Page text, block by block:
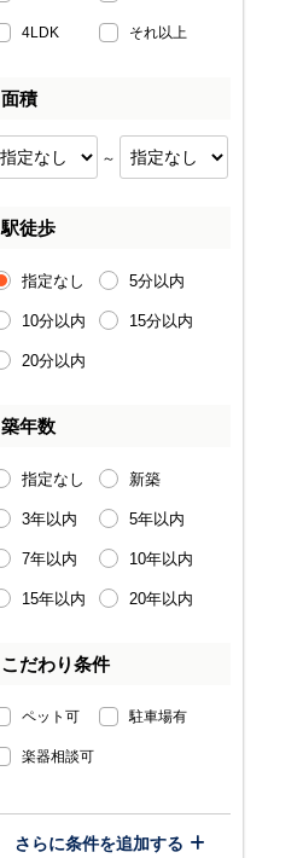
4LDK それ以上
面積
～
駅徒歩
指定なし 5分以内
10分以内 15分以内
20分以内
築年数
指定なし 新築
3年以内 5年以内
7年以内 10年以内
15年以内 20年以内
こだわり条件
ペット可 駐車場有
楽器相談可
さらに条件を追加する